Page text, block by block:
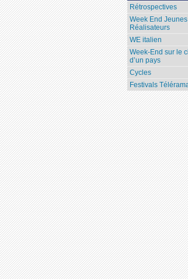
Rétrospectives
Week End Jeunes
Réalisateurs
WE italien
Week-End sur le
d’un pays
Cycles
Festivals